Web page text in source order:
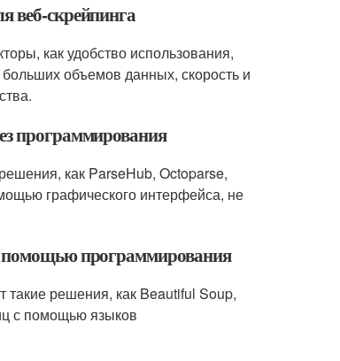
веб-скрейпинга
как удобство использования,
объемов данных, скорость и
программирования
как ParseHub, Octoparse,
графического интерфейса, не
помощью программирования
решения, как Beautiful Soup,
с помощью языков